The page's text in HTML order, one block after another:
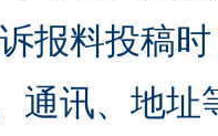
报料投稿
通讯、地